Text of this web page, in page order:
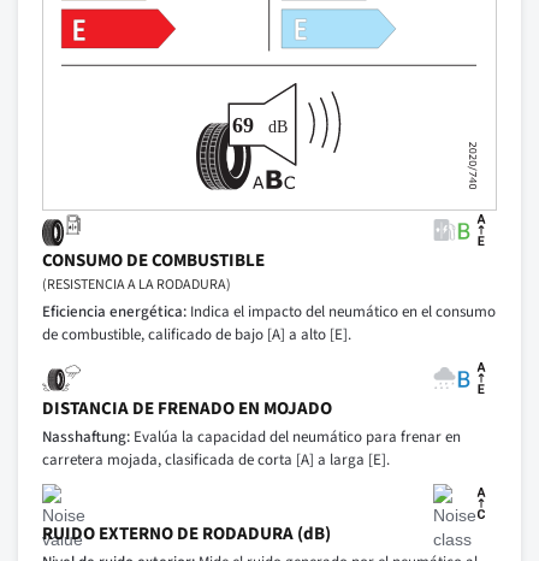
CONSUMO DE COMBUSTIBLE
(RESISTENCIA A LA RODADURA)
Eficiencia energética: Indica el impacto del neumático en el consumo
de combustible, calificado de bajo [A] a alto [E].
DISTANCIA DE FRENADO EN MOJADO
Nasshaftung: Evalúa la capacidad del neumático para frenar en
carretera mojada, clasificada de corta [A] a larga [E].
RUIDO EXTERNO DE RODADURA (dB)